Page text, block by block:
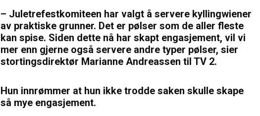
– Juletrefestkomiteen har valgt å servere kyllingwiener
av praktiske grunner. Det er pølser som de aller fleste
kan spise. Siden dette nå har skapt engasjement, vil vi
mer enn gjerne også servere andre typer pølser, sier
stortingsdirektør Marianne Andreassen til TV 2.
Hun innrømmer at hun ikke trodde saken skulle skape
så mye engasjement.